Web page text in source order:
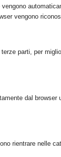
vengono
parti, per
dal
rientrare nelle